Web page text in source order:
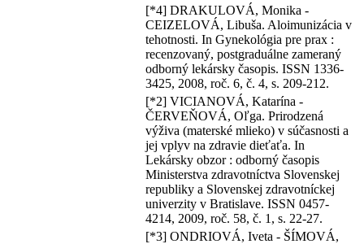
[*4] DRAKULOVÁ, Monika -
CEIZELOVÁ, Libuša. Aloimunizácia v
tehotnosti. In Gynekológia pre prax :
recenzovaný, postgraduálne zameraný
odborný lekársky časopis. ISSN 1336-
3425, 2008, roč. 6, č. 4, s. 209-212.
[*2] VICIANOVÁ, Katarína -
ČERVEŇOVÁ, Oľga. Prirodzená
výživa (materské mlieko) v súčasnosti a
jej vplyv na zdravie dieťaťa. In
Lekársky obzor : odborný časopis
Ministerstva zdravotníctva Slovenskej
republiky a Slovenskej zdravotníckej
univerzity v Bratislave. ISSN 0457-
4214, 2009, roč. 58, č. 1, s. 22-27.
[*3] ONDRIOVÁ, Iveta - ŠÍMOVÁ,